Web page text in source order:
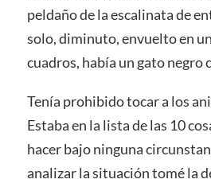
peldaño de la escalinata de
solo, diminuto, envuelto en
cuadros, había un gato negro
Tenía prohibido tocar a los
Estaba en la lista de las 10
hacer bajo ninguna
analizar la situación tomé la